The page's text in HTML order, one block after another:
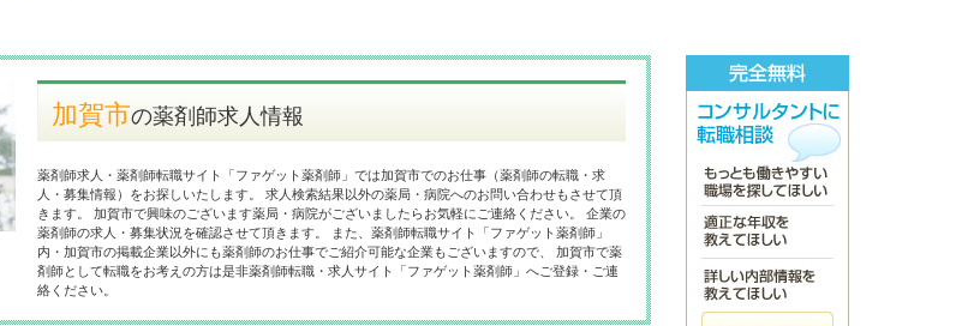
加賀市の薬剤師求人情報
薬剤師求人・薬剤師転職サイト「ファゲット薬剤師」では加賀市でのお仕事（薬剤師の転職・求
人・募集情報）をお探しいたします。 求人検索結果以外の薬局・病院へのお問い合わせもさせて頂
きます。 加賀市で興味のございます薬局・病院がございましたらお気軽にご連絡ください。 企業の
薬剤師の求人・募集状況を確認させて頂きます。 また、薬剤師転職サイト「ファゲット薬剤師」
内・加賀市の掲載企業以外にも薬剤師のお仕事でご紹介可能な企業もございますので、 加賀市で薬
剤師として転職をお考えの方は是非薬剤師転職・求人サイト「ファゲット薬剤師」へご登録・ご連
絡ください。